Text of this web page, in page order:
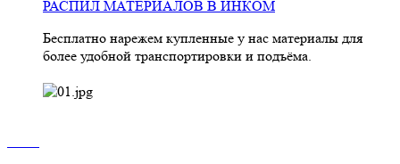
РАСПИЛ МАТЕРИАЛОВ В ИНКОМ
Бесплатно нарежем купленные у нас материалы для
более удобной транспортировки и подъёма.